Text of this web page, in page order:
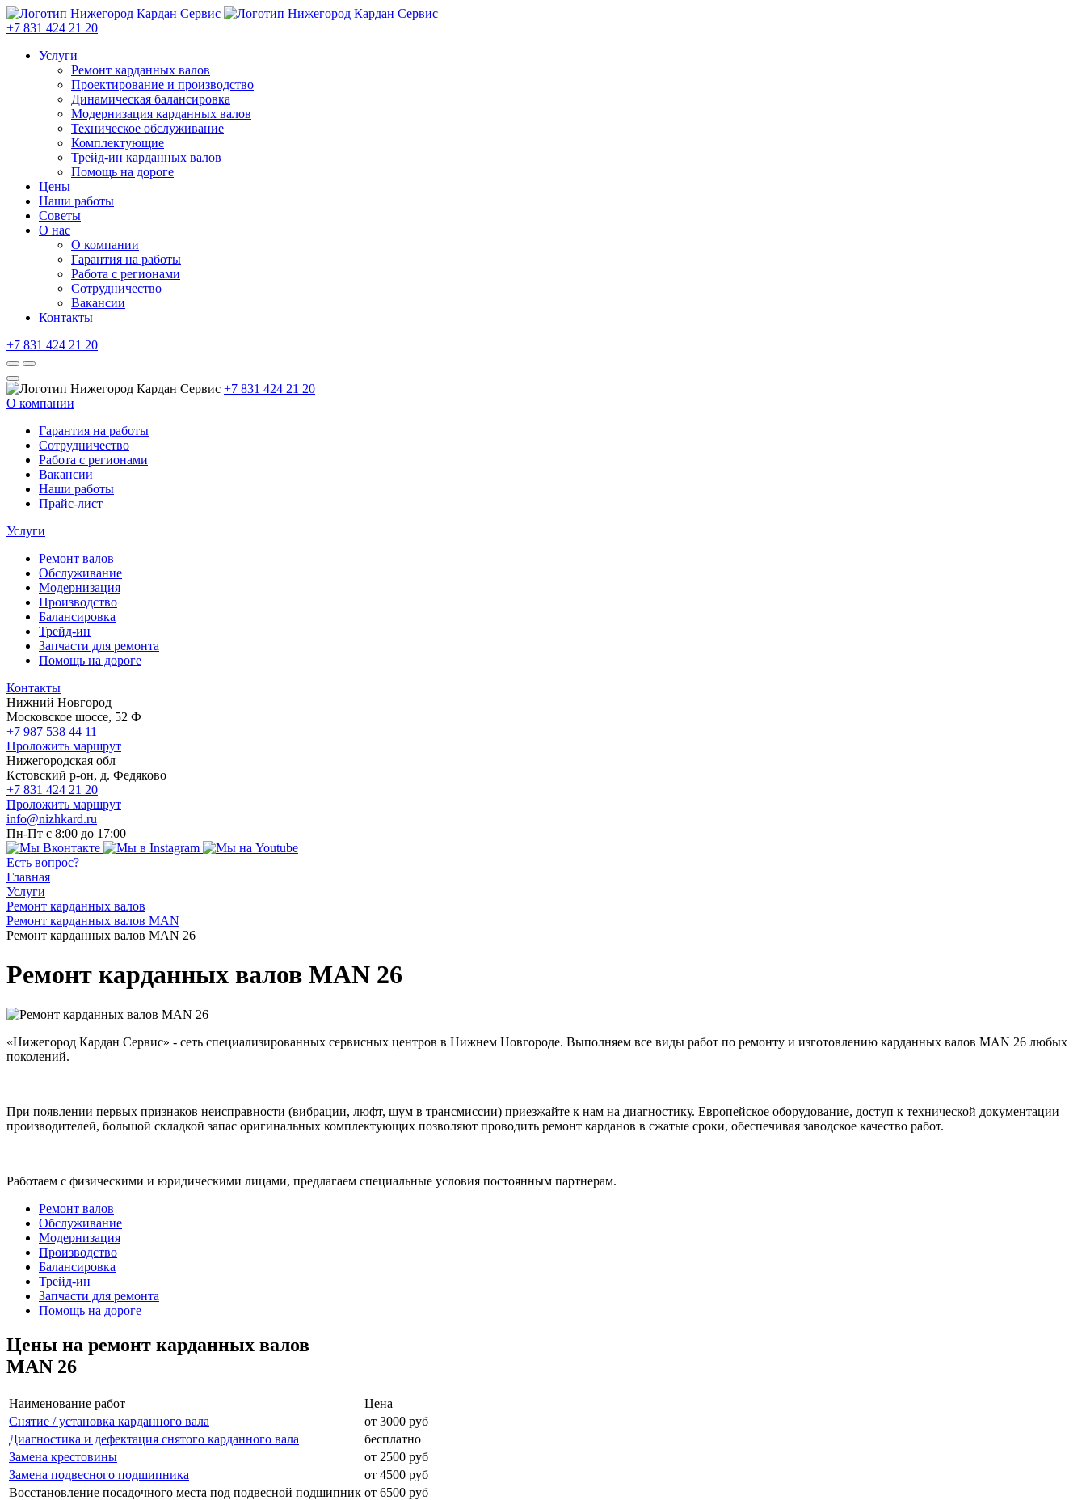
+7 831 424 21 20
Услуги
Ремонт карданных валов
Проектирование и производство
Динамическая балансировка
Модернизация карданных валов
Техническое обслуживание
Комплектующие
Трейд-ин карданных валов
Помощь на дороге
Цены
Наши работы
Советы
О нас
О компании
Гарантия на работы
Работа с регионами
Сотрудничество
Вакансии
Контакты
+7 831 424 21 20
+7 831 424 21 20
О компании
Гарантия на работы
Сотрудничество
Работа с регионами
Вакансии
Наши работы
Прайс-лист
Услуги
Ремонт валов
Обслуживание
Модернизация
Производство
Балансировка
Трейд-ин
Запчасти для ремонта
Помощь на дороге
Контакты
Нижний Новгород
Московское шоссе, 52 Ф
+7 987 538 44 11
Проложить маршрут
Нижегородская обл
Кстовский р-он, д. Федяково
+7 831 424 21 20
Проложить маршрут
info@nizhkard.ru
Пн-Пт с 8:00 до 17:00
Есть вопрос?
Главная
Услуги
Ремонт карданных валов
Ремонт карданных валов MAN
Ремонт карданных валов MAN 26
Ремонт карданных валов MAN 26
«Нижегород Кардан Сервис» - сеть специализированных сервисных центров в Нижнем Новгороде. Выполняем все виды работ по ремонту и изготовлению карданных валов MAN 26 любых
поколений.
При появлении первых признаков неисправности (вибрации, люфт, шум в трансмиссии) приезжайте к нам на диагностику. Европейское оборудование, доступ к технической документации
производителей, большой складкой запас оригинальных комплектующих позволяют проводить ремонт карданов в сжатые сроки, обеспечивая заводское качество работ.
Работаем с физическими и юридическими лицами, предлагаем специальные условия постоянным партнерам.
Ремонт валов
Обслуживание
Модернизация
Производство
Балансировка
Трейд-ин
Запчасти для ремонта
Помощь на дороге
Цены на ремонт карданных валов
MAN 26
Наименование работ
Цена
Снятие / установка карданного вала
от 3000 руб
Диагностика и дефектация снятого карданного вала
бесплатно
Замена крестовины
от 2500 руб
Замена подвесного подшипника
от 4500 руб
Восстановление посадочного места под подвесной подшипник от 6500 руб